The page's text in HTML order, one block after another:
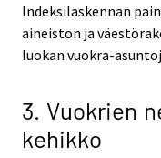
Indeksilaskennan
aineiston ja
luokan vuokra-
3. Vuokrien
kehikko